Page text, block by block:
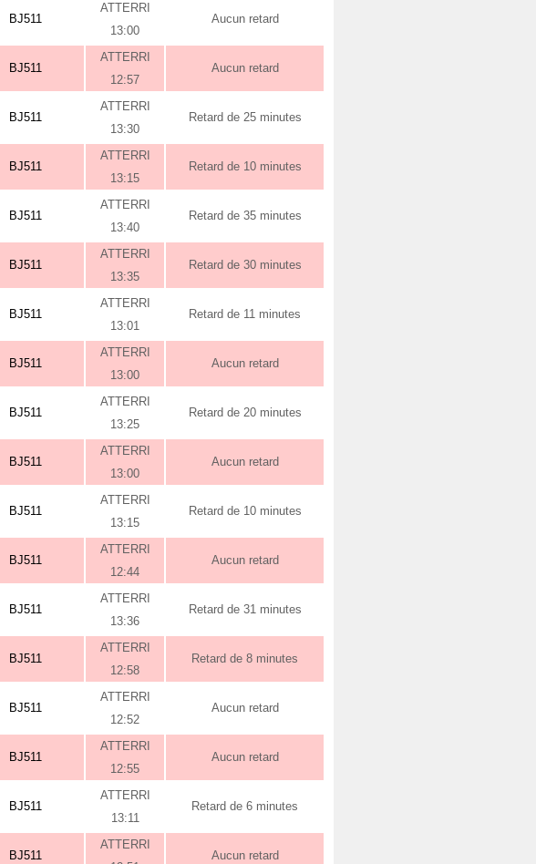
BJ511
ATTERRI
13:00
Aucun retard
BJ511
ATTERRI
12:57
Aucun retard
BJ511
ATTERRI
13:30
Retard de 25 minutes
BJ511
ATTERRI
13:15
Retard de 10 minutes
BJ511
ATTERRI
13:40
Retard de 35 minutes
BJ511
ATTERRI
13:35
Retard de 30 minutes
BJ511
ATTERRI
13:01
Retard de 11 minutes
BJ511
ATTERRI
13:00
Aucun retard
BJ511
ATTERRI
13:25
Retard de 20 minutes
BJ511
ATTERRI
13:00
Aucun retard
BJ511
ATTERRI
13:15
Retard de 10 minutes
BJ511
ATTERRI
12:44
Aucun retard
BJ511
ATTERRI
13:36
Retard de 31 minutes
BJ511
ATTERRI
12:58
Retard de 8 minutes
BJ511
ATTERRI
12:52
Aucun retard
BJ511
ATTERRI
12:55
Aucun retard
BJ511
ATTERRI
13:11
Retard de 6 minutes
BJ511
ATTERRI
Aucun retard